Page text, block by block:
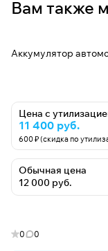
Вам также
Аккумулятор
Цена с
11 400 руб.
600 ₽ (скидка по
Обычная цена
12 000 руб.
0 0